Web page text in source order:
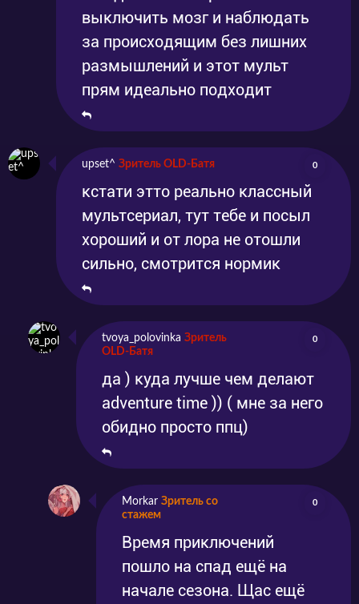
выключить мозг и наблюдать
за происходящим без лишних
размышлений и этот мульт
прям идеально подходит
upset^ Зритель OLD-Батя 0
кстати этто реально классный
мультсериал, тут тебе и посыл
хороший и от лора не отошли
сильно, смотрится нормик
tvoya_polovinka Зритель
OLD-Батя
0
да ) куда лучше чем делают
adventure time )) ( мне за него
обидно просто ппц)
Morkar Зритель со
стажем
0
Время приключений
пошло на спад ещё на
начале сезона. Щас ещё